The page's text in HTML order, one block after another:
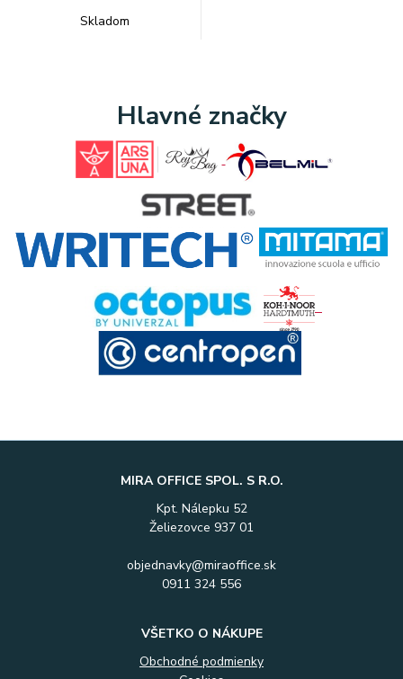
Skladom
Hlavné značky
MIRA OFFICE SPOL. S R.O.
Kpt. Nálepku 52
Želiezovce 937 01
objednavky@miraoffice.sk
0911 324 556
VŠETKO O NÁKUPE
Obchodné podmienky